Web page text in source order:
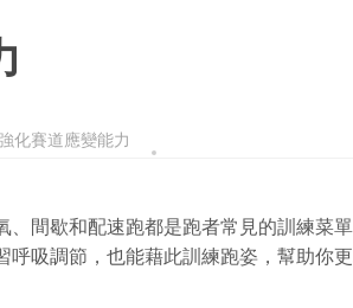
化賽道應變能力
間歇和配速跑都是跑者常見的訓練菜
吸調節，也能藉此訓練跑姿，幫助你